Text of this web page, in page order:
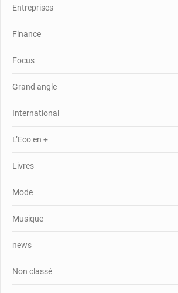
Entreprises
Finance
Focus
Grand angle
International
L’Eco en +
Livres
Mode
Musique
news
Non classé